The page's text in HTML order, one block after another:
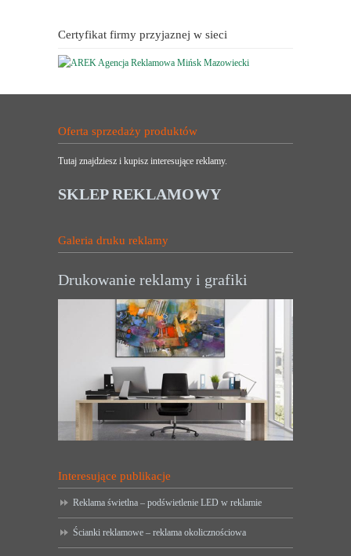
Certyfikat firmy przyjaznej w sieci
Oferta sprzedaży produktów
Tutaj znajdziesz i kupisz interesujące reklamy.
SKLEP REKLAMOWY
Galeria druku reklamy
Drukowanie reklamy i grafiki
Interesujące publikacje
Reklama świetlna – podświetlenie LED w reklamie
Ścianki reklamowe – reklama okolicznościowa